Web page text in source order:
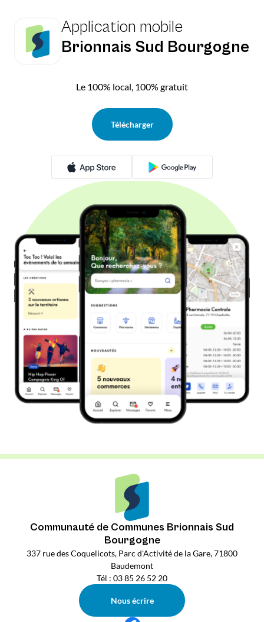
Application mobile
Brionnais Sud Bourgogne
Le 100% local, 100% gratuit
Télécharger
Communauté de Communes Brionnais Sud
Bourgogne
337 rue des Coquelicots, Parc d'Activité de la Gare, 71800
Baudemont
Tél : 03 85 26 52 20
Nous écrire